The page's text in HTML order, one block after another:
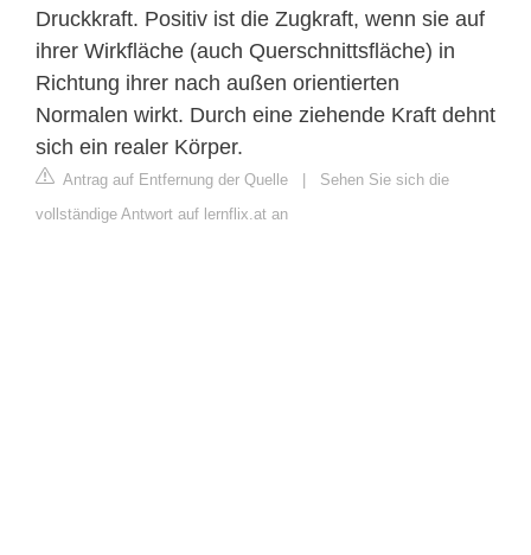
Druckkraft. Positiv ist die Zugkraft, wenn sie auf
ihrer Wirkfläche (auch Querschnittsfläche) in
Richtung ihrer nach außen orientierten
Normalen wirkt. Durch eine ziehende Kraft dehnt
sich ein realer Körper.
Antrag auf Entfernung der Quelle | Sehen Sie sich die
vollständige Antwort auf lernflix.at an